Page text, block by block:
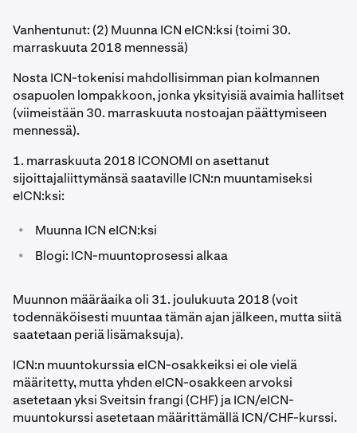
Vanhentunut: (2) Muunna ICN eICN:ksi (toimi 30.
marraskuuta 2018 mennessä)
Nosta ICN-tokenisi mahdollisimman pian kolmannen
osapuolen lompakkoon, jonka yksityisiä avaimia hallitset
(viimeistään 30. marraskuuta nostoajan päättymiseen
mennessä).
1. marraskuuta 2018 ICONOMI on asettanut
sijoittajaliittymänsä saataville ICN:n muuntamiseksi
eICN:ksi:
• Muunna ICN eICN:ksi
• Blogi: ICN-muuntoprosessi alkaa
Muunnon määräaika oli 31. joulukuuta 2018 (voit
todennäköisesti muuntaa tämän ajan jälkeen, mutta siitä
saatetaan periä lisämaksuja).
ICN:n muuntokurssia eICN-osakkeiksi ei ole vielä
määritetty, mutta yhden eICN-osakkeen arvoksi
asetetaan yksi Sveitsin frangi (CHF) ja ICN/eICN-
muuntokurssi asetetaan määrittämällä ICN/CHF-kurssi.